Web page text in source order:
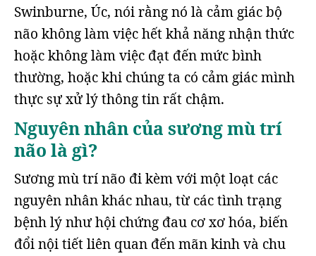
Swinburne, Úc, nói rằng nó là cảm giác bộ
não không làm việc hết khả năng nhận thức
hoặc không làm việc đạt đến mức bình
thường, hoặc khi chúng ta có cảm giác mình
thực sự xử lý thông tin rất chậm.
Nguyên nhân của sương mù trí
não là gì?
Sương mù trí não đi kèm với một loạt các
nguyên nhân khác nhau, từ các tình trạng
bệnh lý như hội chứng đau cơ xơ hóa, biến
đổi nội tiết liên quan đến mãn kinh và chu